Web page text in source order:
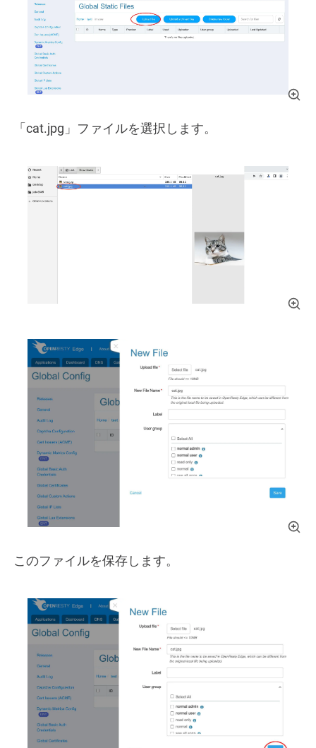
「cat.jpg」ファイルを選択します。
このファイルを保存します。